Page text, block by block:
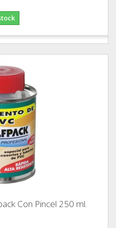
Con Pincel 250 ml.